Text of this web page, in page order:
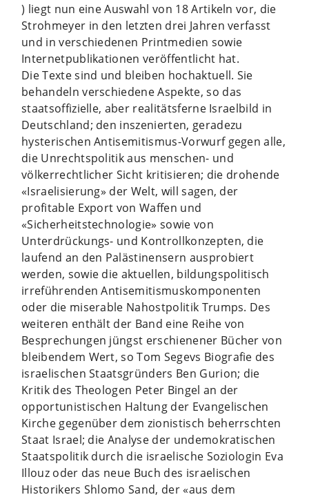
) liegt nun eine Auswahl von 18 Artikeln vor, die
Strohmeyer in den letzten drei Jahren verfasst
und in verschiedenen Printmedien sowie
Internetpublikationen veröffentlicht hat.
Die Texte sind und bleiben hochaktuell. Sie
behandeln verschiedene Aspekte, so das
staatsoffizielle, aber realitätsferne Israelbild in
Deutschland; den inszenierten, geradezu
hysterischen Antisemitismus-Vorwurf gegen alle,
die Unrechtspolitik aus menschen- und
völkerrechtlicher Sicht kritisieren; die drohende
«Israelisierung» der Welt, will sagen, der
profitable Export von Waffen und
«Sicherheitstechnologie» sowie von
Unterdrückungs- und Kontrollkonzepten, die
laufend an den Palästinensern ausprobiert
werden, sowie die aktuellen, bildungspolitisch
irreführenden Antisemitismuskomponenten
oder die miserable Nahostpolitik Trumps. Des
weiteren enthält der Band eine Reihe von
Besprechungen jüngst erschienener Bücher von
bleibendem Wert, so Tom Segevs Biografie des
israelischen Staatsgründers Ben Gurion; die
Kritik des Theologen Peter Bingel an der
opportunistischen Haltung der Evangelischen
Kirche gegenüber dem zionistisch beherrschten
Staat Israel; die Analyse der undemokratischen
Staatspolitik durch die israelische Soziologin Eva
Illouz oder das neue Buch des israelischen
Historikers Shlomo Sand, der «aus dem